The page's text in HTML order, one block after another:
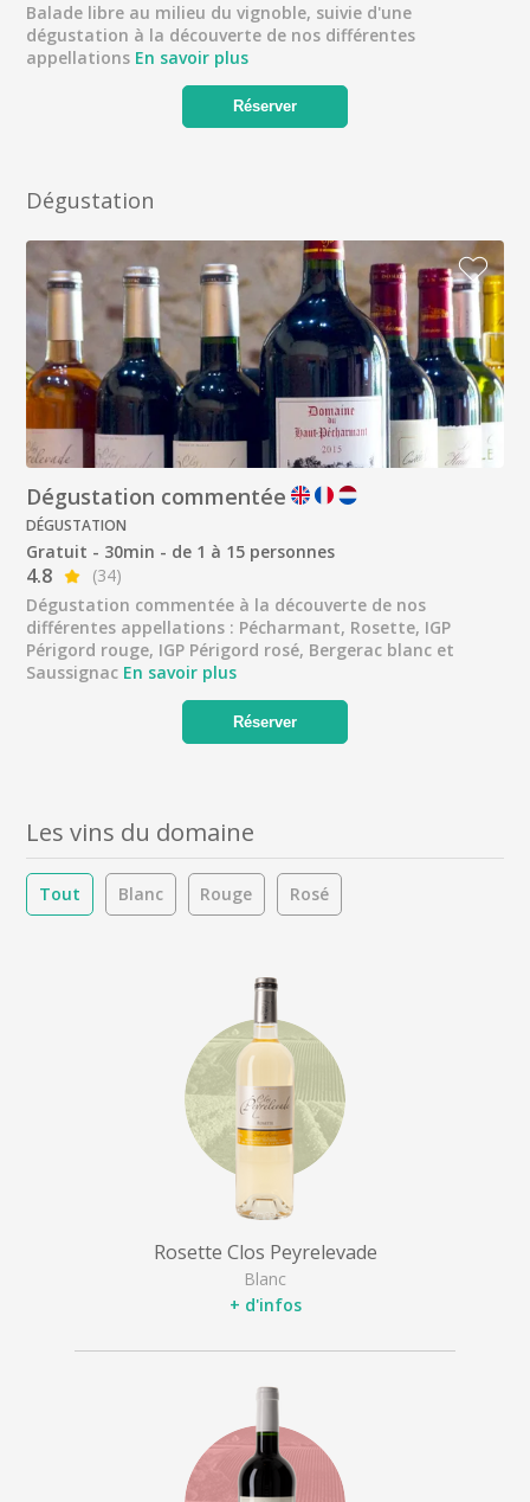
Balade libre au milieu du vignoble, suivie d'une
dégustation à la découverte de nos différentes
appellations En savoir plus
Réserver
Dégustation
Dégustation commentée
DÉGUSTATION
Gratuit - 30min - de 1 à 15 personnes
4.8
(34)
Dégustation commentée à la découverte de nos
différentes appellations : Pécharmant, Rosette, IGP
Périgord rouge, IGP Périgord rosé, Bergerac blanc et
Saussignac En savoir plus
Réserver
Les vins du domaine
Tout Blanc Rouge Rosé
Rosette Clos Peyrelevade
Blanc
+ d'infos